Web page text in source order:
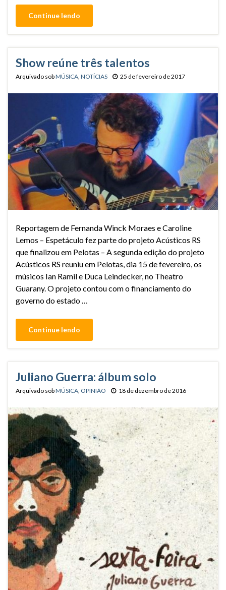
Continue lendo
Show reúne três talentos
Arquivado sobMÚSICA NOTÍCIAS 25 de fevereiro de 2017
Reportagem de Fernanda Winck Moraes e Caroline
Lemos – Espetáculo fez parte do projeto Acústicos RS
que finalizou em Pelotas – A segunda edição do projeto
Acústicos RS reuniu em Pelotas, dia 15 de fevereiro, os
músicos Ian Ramil e Duca Leindecker, no Theatro
Guarany. O projeto contou com o financiamento do
governo do estado …
Continue lendo
Juliano Guerra: álbum solo
Arquivado sobMÚSICA, OPINIÃO 18 de dezembro de 2016